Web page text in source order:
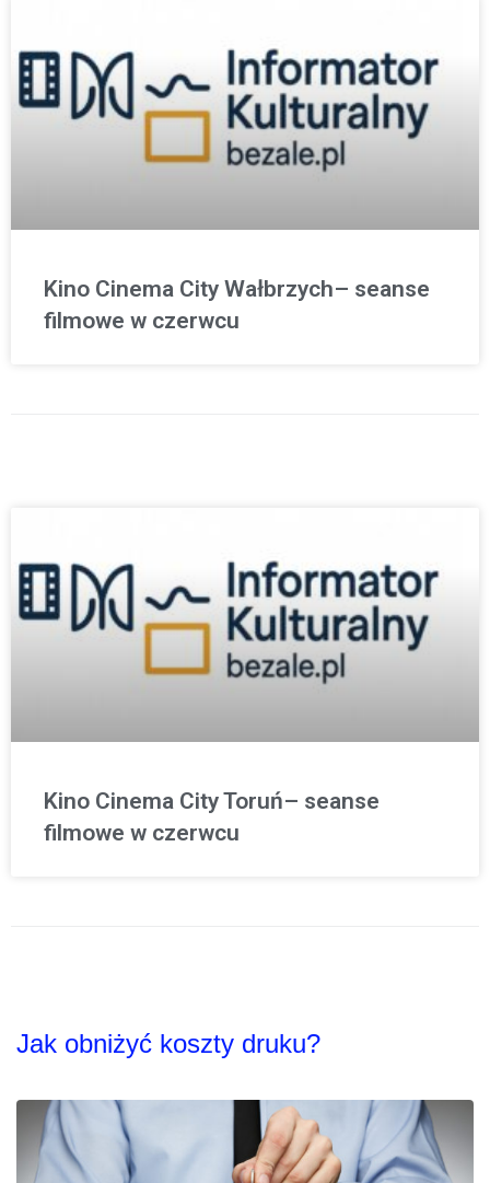
Kino Cinema City Wałbrzych– seanse
filmowe w czerwcu
Kino Cinema City Toruń– seanse
filmowe w czerwcu
Jak obniżyć koszty druku?